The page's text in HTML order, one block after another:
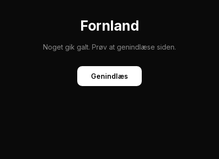
Fornland
Noget gik galt. Prøv at genindlæse siden.
Genindlæs